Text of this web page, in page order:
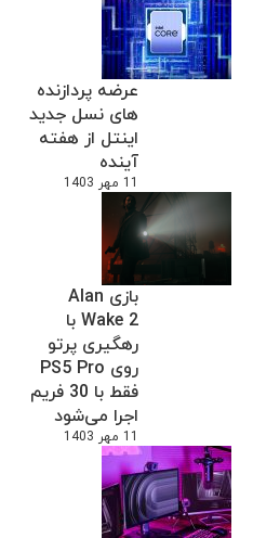
عرضه پردازنده
های نسل جدید
اینتل از هفته
آینده
11 مهر 1403
بازی Alan
Wake 2 با
رهگیری پرتو
روی PS5 Pro
فقط با 30 فریم
اجرا می‌شود
11 مهر 1403